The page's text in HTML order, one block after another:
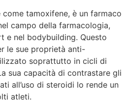
tamoxifene, è un farmaco
campo della farmacologia,
e nel bodybuilding. Questo
le sue proprietà anti-
soprattutto in cicli di
sua capacità di contrastare gli
all’uso di steroidi lo rende un
atleti.